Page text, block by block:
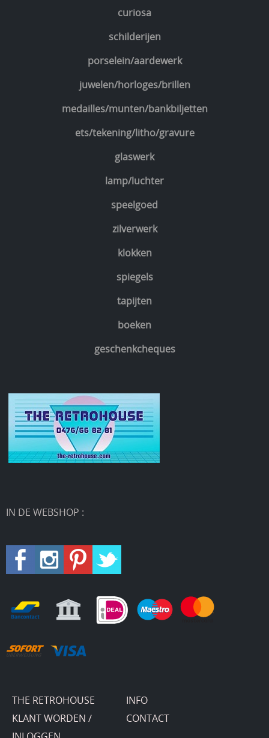
curiosa
schilderijen
porselein/aardewerk
juwelen/horloges/brillen
medailles/munten/bankbiljetten
ets/tekening/litho/gravure
glaswerk
lamp/luchter
speelgoed
zilverwerk
klokken
spiegels
tapijten
boeken
geschenkcheques
IN DE WEBSHOP :
THE RETROHOUSE
INFO
KLANT WORDEN /
CONTACT